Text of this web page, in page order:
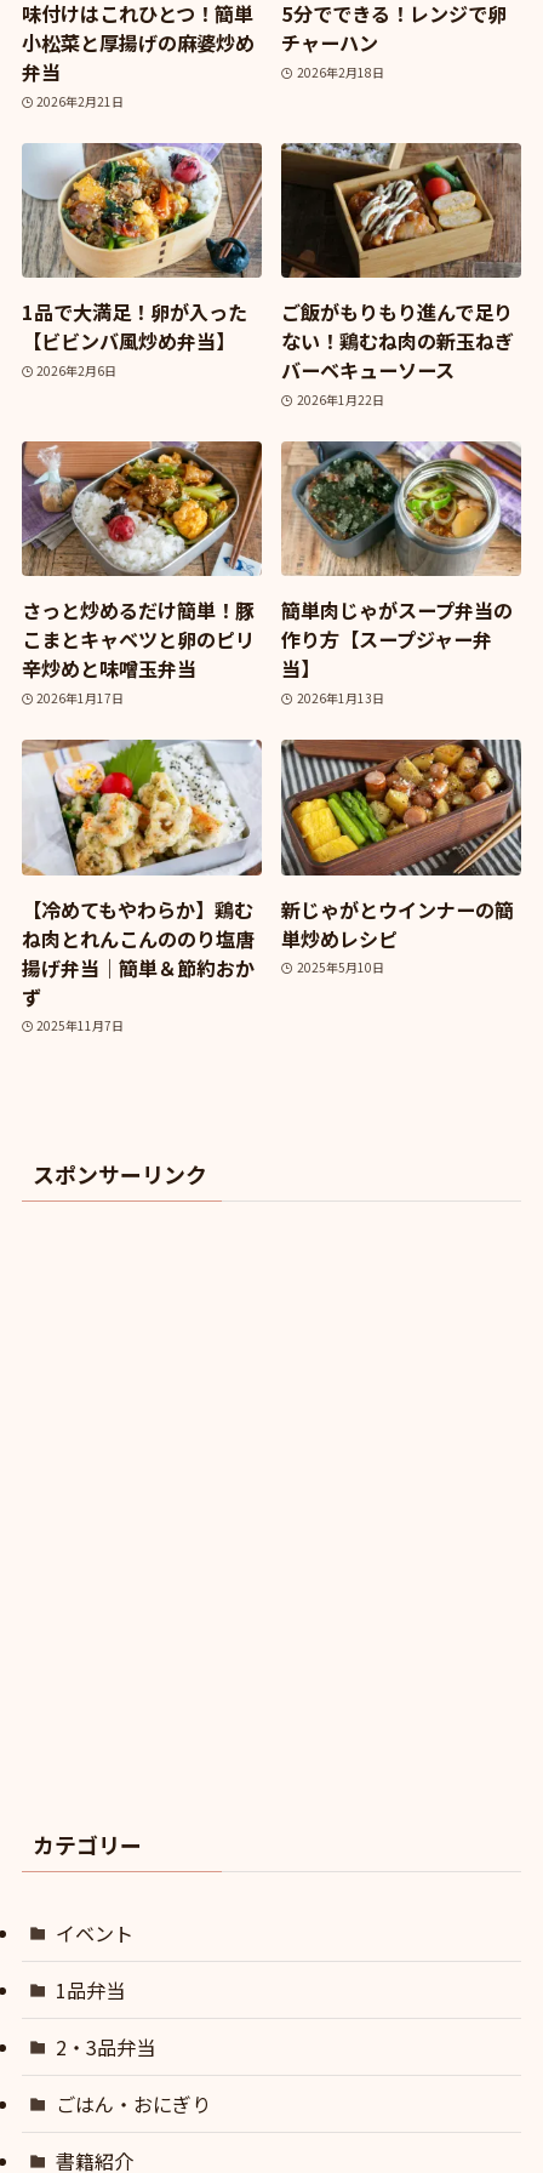
味付けはこれひとつ！簡単
小松菜と厚揚げの麻婆炒め
弁当
2026年2月21日
5分でできる！レンジで卵
チャーハン
2026年2月18日
1品で大満足！卵が入った
【ビビンバ風炒め弁当】
2026年2月6日
ご飯がもりもり進んで足り
ない！鶏むね肉の新玉ねぎ
バーベキューソース
2026年1月22日
さっと炒めるだけ簡単！豚
こまとキャベツと卵のピリ
辛炒めと味噌玉弁当
2026年1月17日
簡単肉じゃがスープ弁当の
作り方【スープジャー弁
当】
2026年1月13日
【冷めてもやわらか】鶏む
ね肉とれんこんののり塩唐
揚げ弁当｜簡単＆節約おか
ず
2025年11月7日
新じゃがとウインナーの簡
単炒めレシピ
2025年5月10日
スポンサーリンク
カテゴリー
イベント
1品弁当
2・3品弁当
ごはん・おにぎり
書籍紹介